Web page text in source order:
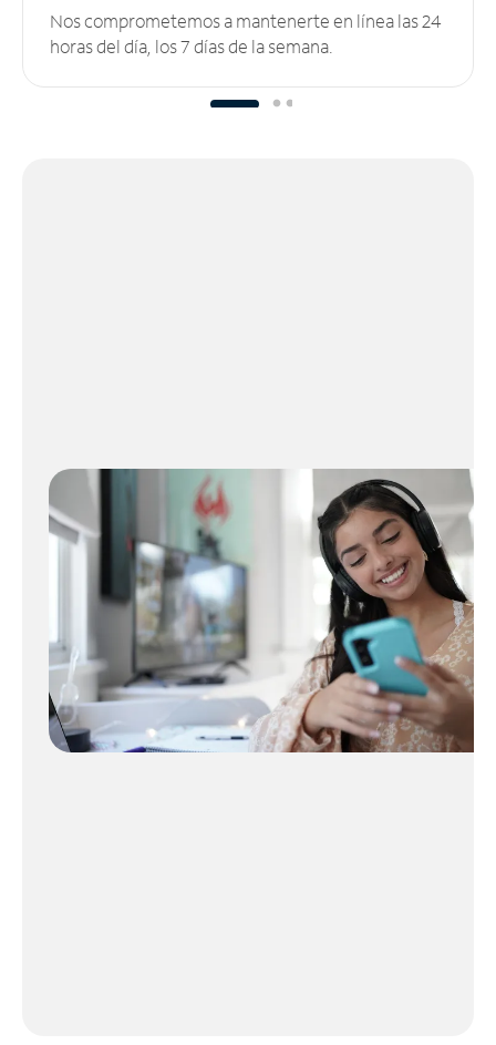
Nos comprometemos a mantenerte en línea las 24
horas del día, los 7 días de la semana.